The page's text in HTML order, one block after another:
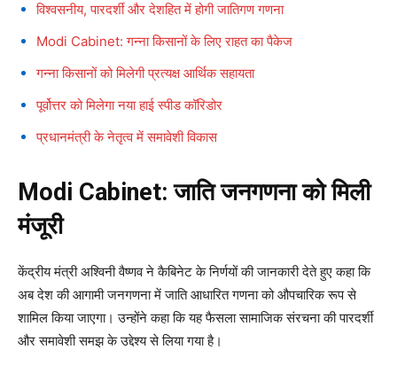
विश्वसनीय, पारदर्शी और देशहित में होगी जातिगण गणना
Modi Cabinet: गन्ना किसानों के लिए राहत का पैकेज
गन्ना किसानों को मिलेगी प्रत्यक्ष आर्थिक सहायता
पूर्वोत्तर को मिलेगा नया हाई स्पीड कॉरिडोर
प्रधानमंत्री के नेतृत्व में समावेशी विकास
Modi Cabinet: जाति जनगणना को मिली
मंजूरी
केंद्रीय मंत्री अश्विनी वैष्णव ने कैबिनेट के निर्णयों की जानकारी देते हुए कहा कि
अब देश की आगामी जनगणना में जाति आधारित गणना को औपचारिक रूप से
शामिल किया जाएगा। उन्होंने कहा कि यह फैसला सामाजिक संरचना की पारदर्शी
और समावेशी समझ के उद्देश्य से लिया गया है।